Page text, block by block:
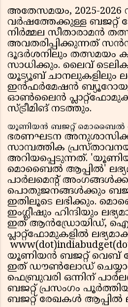
അതേസമയം, 2025-2026
വര്‍ഷത്തേക്കുള്ള ബജറ്റ്
നിര്‍മ്മല സീതാരാമന്‍
അവതരിപ്പിക്കുന്നത്
ദൂദര്‍ശനിലും തത്സമയം
സാധിക്കും. ലൈവ്
യൂട്യൂബ് ചാനലുകളിലും
ഇന്‍ഫര്‍മേഷന്‍
ഓണ്‍ലൈന്‍
സ്ട്രീമിങ് നടത്തും.
യൂണിയന്‍ ബജറ്റ് മൊബൈല്‍
ഭരണഘടന
സാമ്പത്തിക
അറിയപ്പെടുന്നത്.
മൊബൈല്‍ ആപ്പില്‍'
പാര്‍ലമെന്റ്
പൊതുജനങ്ങള്‍ക്കും
ഇതിലൂടെ ലഭിക്കും.
ഇംഗ്ലീഷും ഹിന്ദിയും
ഇത് ആന്‍ഡ്രോയിഡ്,
പ്ലാറ്റ്ഫോമുകളില്‍
യൂണിയന്‍ ബജറ്റ് വെബ്
ഇത് ഡൗണ്‍ലോഡ്
ഫെബ്രുവരി ഒന്നിന്
ബജറ്റ് പ്രസംഗം
ബജറ്റ് രേഖകള്‍ ആപ്പില്‍